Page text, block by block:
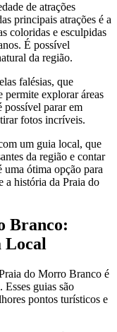
de atrações
principais atrações é a
coloridas e esculpidas
É possível
da região.
falésias, que
permite explorar áreas
possível parar em
fotos incríveis.
um guia local, que
da região e contar
uma ótima opção para
a história da Praia do
Branco:
Local
do Morro Branco é
guias são
pontos turísticos e